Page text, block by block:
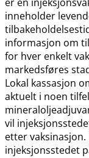
inneholder
informasjon om
for hver enkelt
markedsføres
Lokal kassasjon
aktuelt i noen
vil
etter
injeksjonsstedet